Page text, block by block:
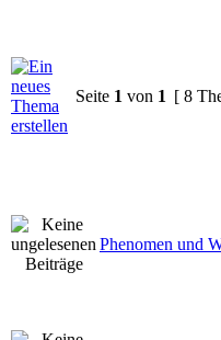
Seite 1 von 1 [ 8
Phenomen und